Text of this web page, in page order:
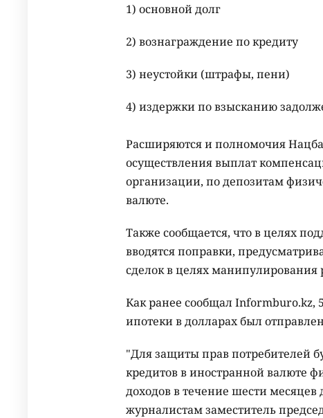
1) основной долг
2) вознаграждение по кредиту
3) неустойки (штрафы, пени)
4) издержки по взысканию
Расширяются и полномочия
осуществления выплат
организации, по депозитам
валюте.
Также сообщается, что в целях
вводятся поправки,
сделок в целях
Как ранее сообщал Informburo.kz,
ипотеки в долларах был
"Для защиты прав потребителей
кредитов в иностранной
доходов в течение шести
журналистам заместитель